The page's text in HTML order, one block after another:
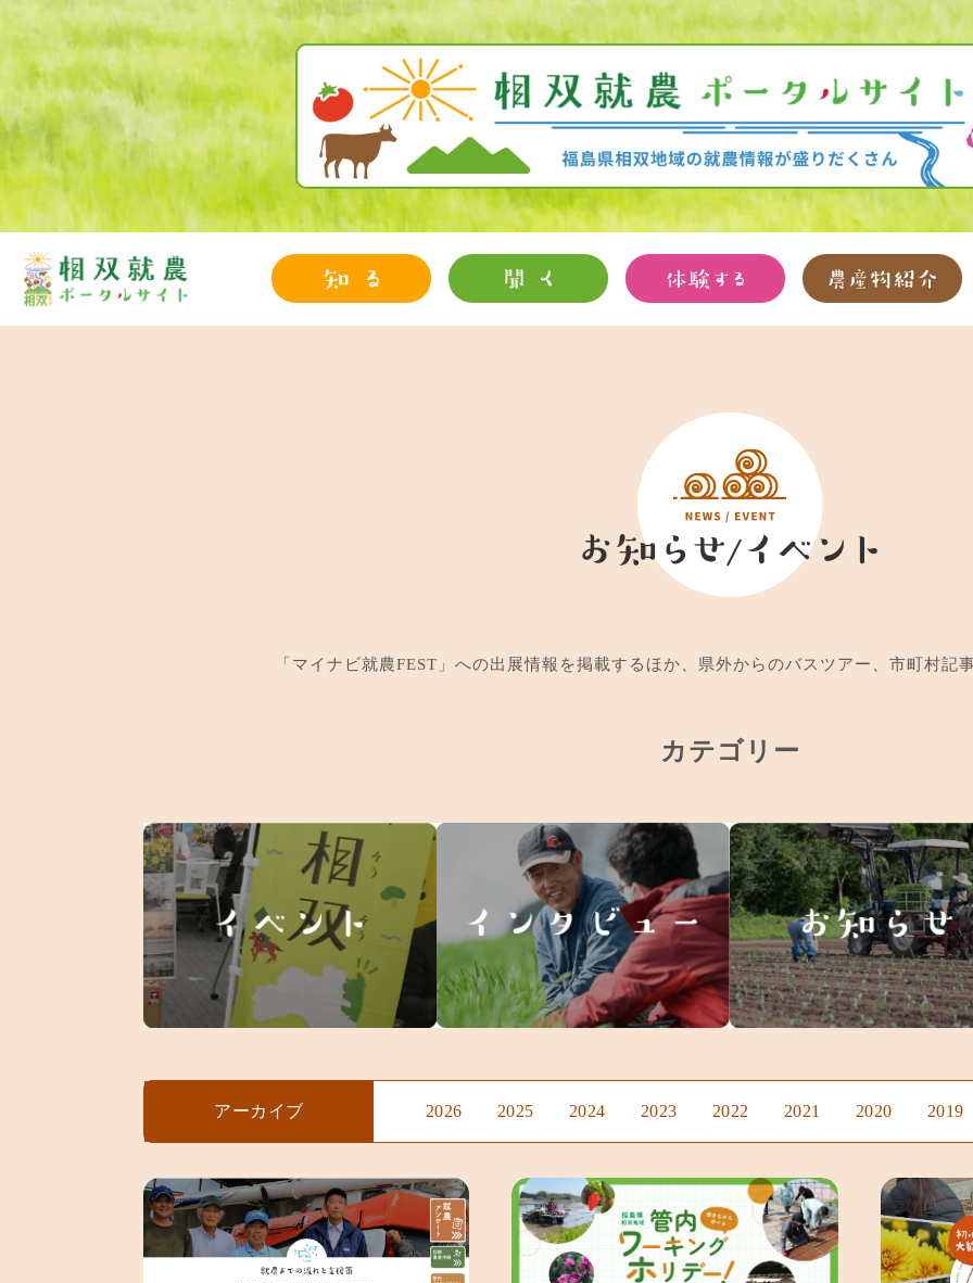
相双地域とは？
お知らせイベント
就農までの流れと支援策
就農診断 先輩インタビュー
先輩農家の声
よくあるご質問 相双地域での短期農業体験
農業ワーキングホリデー おすすめ品目と経営指標
トマト・ミニトマト
イチゴ
ニラ
ブロッコリー
ネギ
日本なし
ブドウ
トルコギキョウ
サツマイモ
タマネギ
カスミソウ
コギク
「マイナビ就農FEST」への出展情報を掲載するほか、県外からのバスツアー、市町村記
カテゴリー
アーカイブ 2026 2025 2024 2023 2022 2021 2020 2019